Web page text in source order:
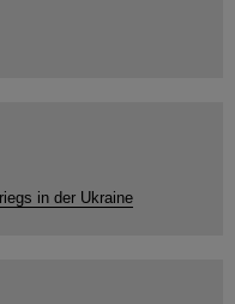
in der Ukraine